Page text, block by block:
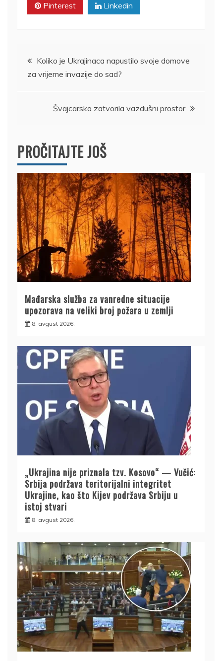
Pinterest Linkedin
Kretanje
članka
Koliko je Ukrajinaca napustilo svoje domove
za vrijeme invazije do sad?
Švajcarska zatvorila vazdušni prostor
PROČITAJTE JOŠ
Mađarska služba za vanredne situacije
upozorava na veliki broj požara u zemlji
8. avgust 2026.
„Ukrajina nije priznala tzv. Kosovo“ — Vučić:
Srbija podržava teritorijalni integritet
Ukrajine, kao što Kijev podržava Srbiju u
istoj stvari
8. avgust 2026.